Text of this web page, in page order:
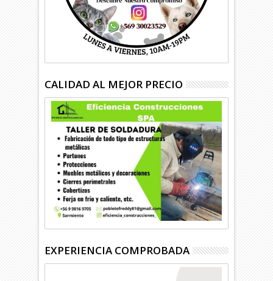
CALIDAD AL MEJOR PRECIO
EXPERIENCIA COMPROBADA